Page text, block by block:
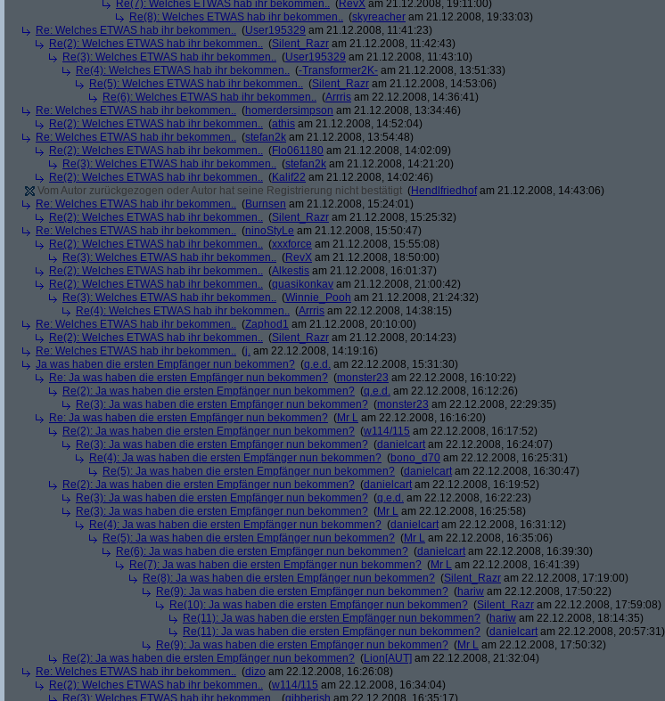
Re(7): Welches ETWAS hab ihr bekommen.. (RevX am 21.12.2008, 19:11:00)
Re(8): Welches ETWAS hab ihr bekommen.. (skyreacher am 21.12.2008, 19:33:03)
Re: Welches ETWAS hab ihr bekommen.. (User195329 am 21.12.2008, 11:41:23)
Re(2): Welches ETWAS hab ihr bekommen.. (Silent_Razr am 21.12.2008, 11:42:43)
Re(3): Welches ETWAS hab ihr bekommen.. (User195329 am 21.12.2008, 11:43:10)
Re(4): Welches ETWAS hab ihr bekommen.. (-Transformer2K- am 21.12.2008, 13:51:33)
Re(5): Welches ETWAS hab ihr bekommen.. (Silent_Razr am 21.12.2008, 14:53:06)
Re(6): Welches ETWAS hab ihr bekommen.. (Arrris am 22.12.2008, 14:36:41)
Re: Welches ETWAS hab ihr bekommen.. (homerdersimpson am 21.12.2008, 13:34:46)
Re(2): Welches ETWAS hab ihr bekommen.. (athis am 21.12.2008, 14:52:04)
Re: Welches ETWAS hab ihr bekommen.. (stefan2k am 21.12.2008, 13:54:48)
Re(2): Welches ETWAS hab ihr bekommen.. (Flo061180 am 21.12.2008, 14:02:09)
Re(3): Welches ETWAS hab ihr bekommen.. (stefan2k am 21.12.2008, 14:21:20)
Re(2): Welches ETWAS hab ihr bekommen.. (Kalif22 am 21.12.2008, 14:02:46)
Vom Autor zurückgezogen oder Autor hat seine Registrierung nicht bestätigt (Hendlfriedhofam 21.12.2008, 14:43:06)
Re: Welches ETWAS hab ihr bekommen.. (Burnsen am 21.12.2008, 15:24:01)
Re(2): Welches ETWAS hab ihr bekommen.. (Silent_Razr am 21.12.2008, 15:25:32)
Re: Welches ETWAS hab ihr bekommen.. (ninoStyLe am 21.12.2008, 15:50:47)
Re(2): Welches ETWAS hab ihr bekommen.. (xxxforce am 21.12.2008, 15:55:08)
Re(3): Welches ETWAS hab ihr bekommen.. (RevX am 21.12.2008, 18:50:00)
Re(2): Welches ETWAS hab ihr bekommen.. (Alkestis am 21.12.2008, 16:01:37)
Re(2): Welches ETWAS hab ihr bekommen.. (quasikonkav am 21.12.2008, 21:00:42)
Re(3): Welches ETWAS hab ihr bekommen.. (Winnie_Pooh am 21.12.2008, 21:24:32)
Re(4): Welches ETWAS hab ihr bekommen.. (Arrris am 22.12.2008, 14:38:15)
Re: Welches ETWAS hab ihr bekommen.. (Zaphod1 am 21.12.2008, 20:10:00)
Re(2): Welches ETWAS hab ihr bekommen.. (Silent_Razr am 21.12.2008, 20:14:23)
Re: Welches ETWAS hab ihr bekommen.. (j. am 22.12.2008, 14:19:16)
Ja was haben die ersten Empfänger nun bekommen? (q.e.d. am 22.12.2008, 15:31:30)
Re: Ja was haben die ersten Empfänger nun bekommen? (monster23 am 22.12.2008, 16:10:22)
Re(2): Ja was haben die ersten Empfänger nun bekommen? (q.e.d. am 22.12.2008, 16:12:26)
Re(3): Ja was haben die ersten Empfänger nun bekommen? (monster23 am 22.12.2008, 22:29:35)
Re: Ja was haben die ersten Empfänger nun bekommen? (Mr L am 22.12.2008, 16:16:20)
Re(2): Ja was haben die ersten Empfänger nun bekommen? (w114/115 am 22.12.2008, 16:17:52)
Re(3): Ja was haben die ersten Empfänger nun bekommen? (danielcart am 22.12.2008, 16:24:07)
Re(4): Ja was haben die ersten Empfänger nun bekommen? (bono_d70 am 22.12.2008, 16:25:31)
Re(5): Ja was haben die ersten Empfänger nun bekommen? (danielcart am 22.12.2008, 16:30:47)
Re(2): Ja was haben die ersten Empfänger nun bekommen? (danielcart am 22.12.2008, 16:19:52)
Re(3): Ja was haben die ersten Empfänger nun bekommen? (q.e.d. am 22.12.2008, 16:22:23)
Re(3): Ja was haben die ersten Empfänger nun bekommen? (Mr L am 22.12.2008, 16:25:58)
Re(4): Ja was haben die ersten Empfänger nun bekommen? (danielcart am 22.12.2008, 16:31:12)
Re(5): Ja was haben die ersten Empfänger nun bekommen? (Mr L am 22.12.2008, 16:35:06)
Re(6): Ja was haben die ersten Empfänger nun bekommen? (danielcart am 22.12.2008, 16:39:30)
Re(7): Ja was haben die ersten Empfänger nun bekommen? (Mr L am 22.12.2008, 16:41:39)
Re(8): Ja was haben die ersten Empfänger nun bekommen? (Silent_Razr am 22.12.2008, 17:19:00)
Re(9): Ja was haben die ersten Empfänger nun bekommen? (hariw am 22.12.2008, 17:50:22)
Re(10): Ja was haben die ersten Empfänger nun bekommen? (Silent_Razr am 22.12.2008, 17:59:08)
Re(11): Ja was haben die ersten Empfänger nun bekommen? (hariw am 22.12.2008, 18:14:35)
Re(11): Ja was haben die ersten Empfänger nun bekommen? (danielcart am 22.12.2008, 20:57:31)
Re(9): Ja was haben die ersten Empfänger nun bekommen? (Mr L am 22.12.2008, 17:50:32)
Re(2): Ja was haben die ersten Empfänger nun bekommen? (Lion[AUT] am 22.12.2008, 21:32:04)
Re: Welches ETWAS hab ihr bekommen.. (dizo am 22.12.2008, 16:26:08)
Re(2): Welches ETWAS hab ihr bekommen.. (w114/115 am 22.12.2008, 16:34:04)
Re(3): Welches ETWAS hab ihr bekommen.. (gibberish am 22.12.2008, 16:35:17)